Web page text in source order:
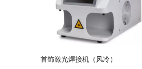
首饰激光焊接机（风冷）